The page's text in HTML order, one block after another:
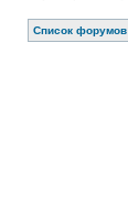
Список форумов